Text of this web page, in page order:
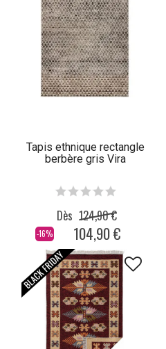
Tapis ethnique rectangle
berbère gris Vira
-16%
Dès 124,90 €
104,90 €